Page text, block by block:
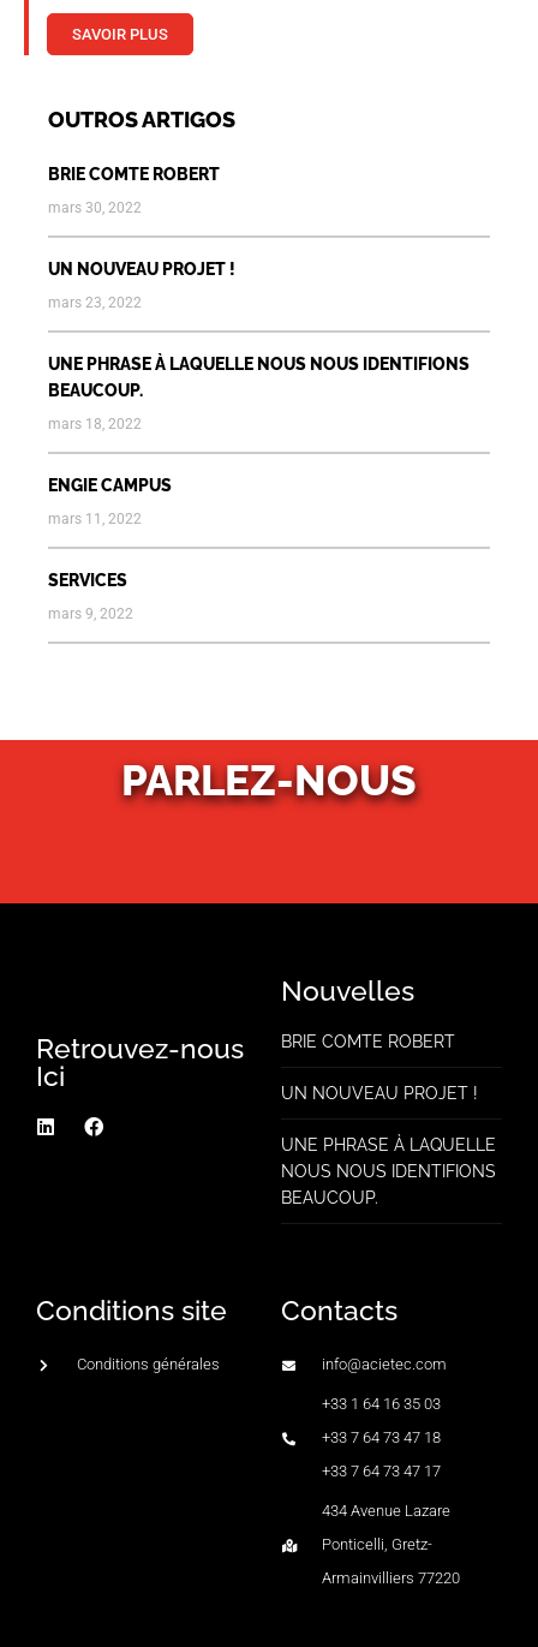
SAVOIR PLUS
OUTROS ARTIGOS
BRIE COMTE ROBERT
mars 30, 2022
UN NOUVEAU PROJET !
mars 23, 2022
UNE PHRASE À LAQUELLE NOUS NOUS IDENTIFIONS
BEAUCOUP.
mars 18, 2022
ENGIE CAMPUS
mars 11, 2022
SERVICES
mars 9, 2022
PARLEZ-NOUS
Retrouvez-nous
Ici
Nouvelles
BRIE COMTE ROBERT
UN NOUVEAU PROJET !
UNE PHRASE À LAQUELLE
NOUS NOUS IDENTIFIONS
BEAUCOUP.
Conditions site
Conditions générales
Contacts
info@acietec.com
+33 1 64 16 35 03
+33 7 64 73 47 18
+33 7 64 73 47 17
434 Avenue Lazare
Ponticelli, Gretz-
Armainvilliers 77220